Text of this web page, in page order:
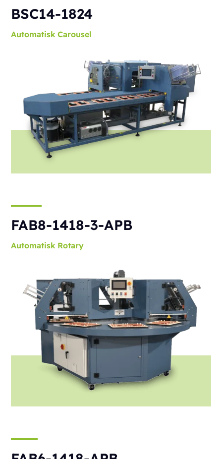
BSC14-1824
Automatisk Carousel
FAB8-1418-3-APB
Automatisk Rotary